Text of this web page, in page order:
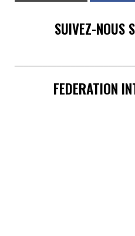
SUIVEZ-NOUS
FEDERATION